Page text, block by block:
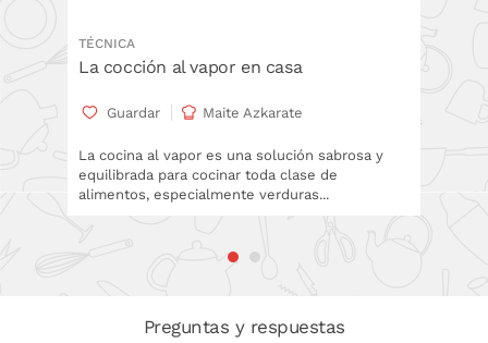
TÉCNICA
La cocción al vapor en casa
Guardar Maite Azkarate
La cocina al vapor es una solución sabrosa y
equilibrada para cocinar toda clase de
alimentos, especialmente verduras...
caso
Preguntas y respuestas